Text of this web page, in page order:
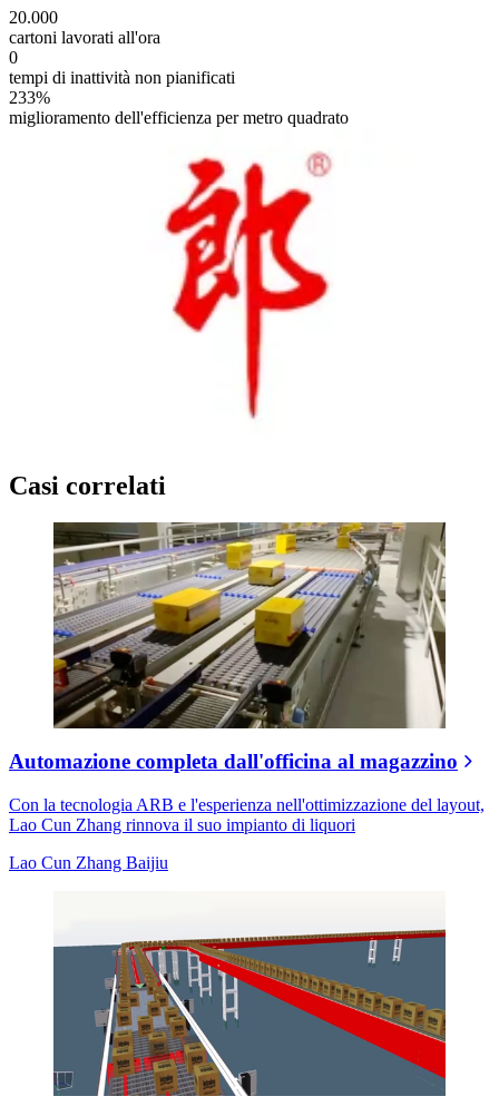
20.000
cartoni lavorati all'ora
0
tempi di inattività non pianificati
233%
miglioramento dell'efficienza per metro quadrato
Casi correlati
Automazione completa dall'officina al magazzino
Con la tecnologia ARB e l'esperienza nell'ottimizzazione del layout,
Lao Cun Zhang rinnova il suo impianto di liquori
Lao Cun Zhang Baijiu